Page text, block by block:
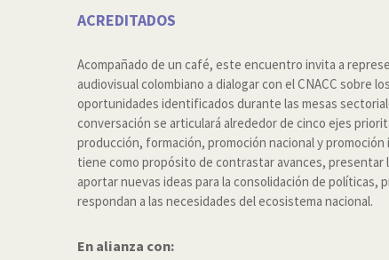
ACREDITADOS
Acompañado de un café, este encuentro invita a
audiovisual colombiano a dialogar con el CNACC sobre
oportunidades identificados durante las mesas
conversación se articulará alrededor de cinco ejes
producción, formación, promoción nacional y
tiene como propósito de contrastar avances,
aportar nuevas ideas para la consolidación de políticas,
respondan a las necesidades del ecosistema nacional.
En alianza con: